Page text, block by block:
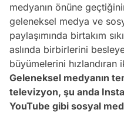
medyanın önüne
geleneksel medya ve
paylaşımında birtakım
aslında birbirlerini
büyümelerini hızlandıran
Geleneksel medyanın
televizyon, şu anda
YouTube gibi sosyal